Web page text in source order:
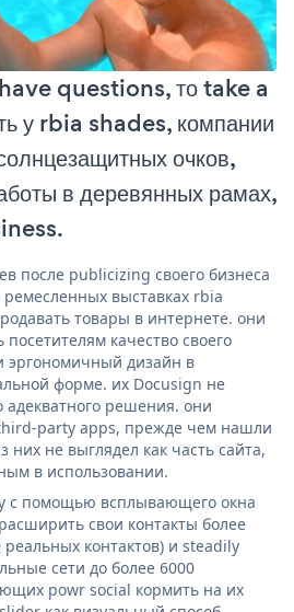
questions, то take a
у rbia shades, компании
очков,
в деревянных рамах,
после publicizing своего бизнеса
выставках rbia
товары в интернете. они
качество своего
эргономичный дизайн в
форме. их Docusign не
адекватного решения. они
party apps, прежде чем нашли
не выглядел как часть сайта,
в использовании.
с помощью всплывающего окна
свои контакты более
контактов) и steadily
сети до более 6000
powr social кормить на их